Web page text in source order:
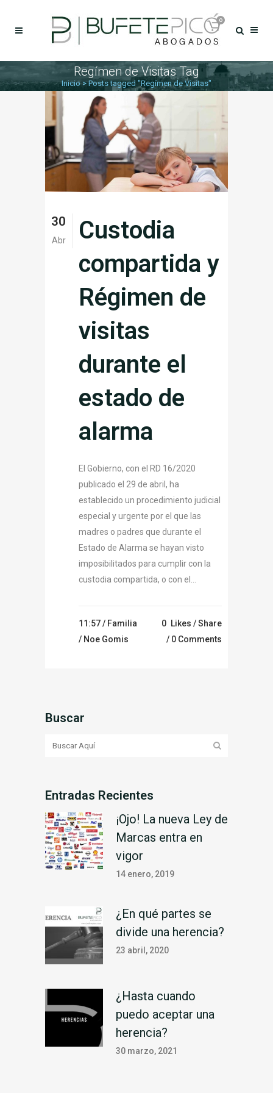
0
Regímen de Visitas Tag
Inicio>Posts tagged "Regímen de Visitas"
30
Abr
Custodia
compartida y
Régimen de
visitas
durante el
estado de
alarma
El Gobierno, con el RD 16/2020
publicado el 29 de abril, ha
establecido un procedimiento judicial
especial y urgente por el que las
madres o padres que durante el
Estado de Alarma se hayan visto
imposibilitados para cumplir con la
custodia compartida, o con el...
11:57 / Familia
/ Noe Gomis
0 Likes
Share
0 Comments
Buscar
Entradas Recientes
¡Ojo! La nueva Ley de
Marcas entra en
vigor
14 enero, 2019
¿En qué partes se
divide una herencia?
23 abril, 2020
¿Hasta cuando
puedo aceptar una
herencia?
30 marzo, 2021